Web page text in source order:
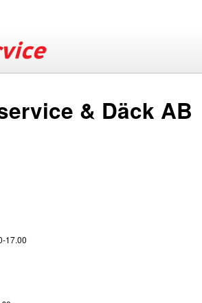
& Däck AB
17.00